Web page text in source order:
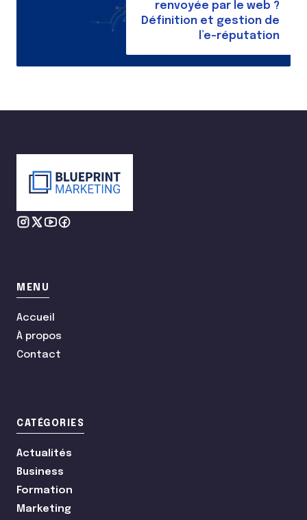
renvoyée par le web ?
Définition et gestion de
l’e-réputation
MENU
Accueil
À propos
Contact
CATÉGORIES
Actualités
Business
Formation
Marketing